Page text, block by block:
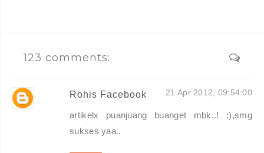
123 comments:
Rohis Facebook 21 Apr 2012, 09:54:00
artikelx puanjuang buanget mbk..! :),smg
sukses yaa..